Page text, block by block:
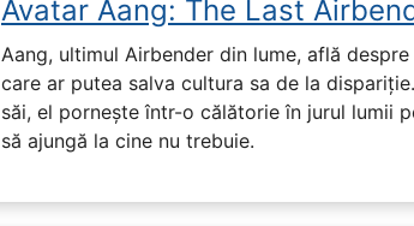
Avatar Aang: The Last
Aang, ultimul Airbender din lume, află
care ar putea salva cultura sa de la
săi, el pornește într-o călătorie în jurul lumii
să ajungă la cine nu trebuie.